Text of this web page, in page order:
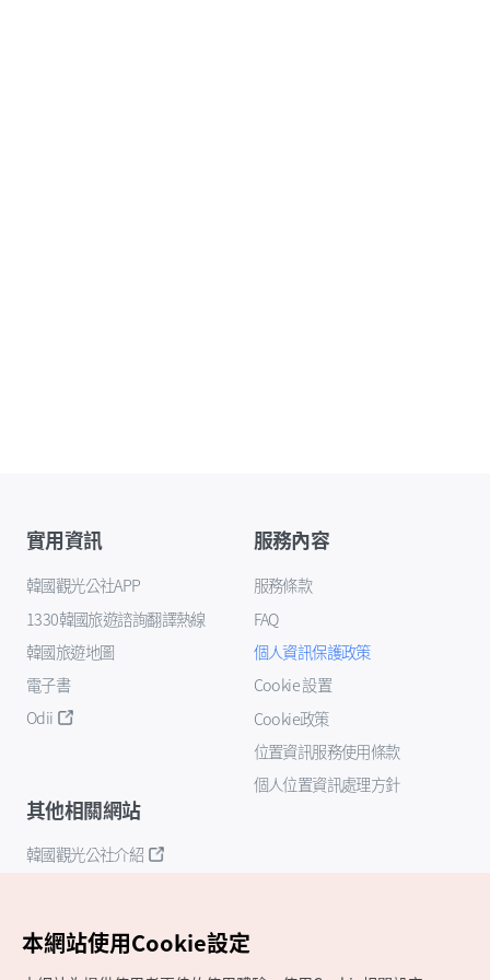
實用資訊
韓國觀光公社APP
1330韓國旅遊諮詢翻譯熱線
韓國旅遊地圖
電子書
Odii
服務內容
服務條款
FAQ
個人資訊保護政策
Cookie 設置
Cookie政策
位置資訊服務使用條款
個人位置資訊處理方針
其他相關網站
韓國觀光公社介紹
本網站使用Cookie設定